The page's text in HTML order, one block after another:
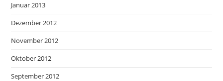
Januar 2013
Dezember 2012
November 2012
Oktober 2012
September 2012